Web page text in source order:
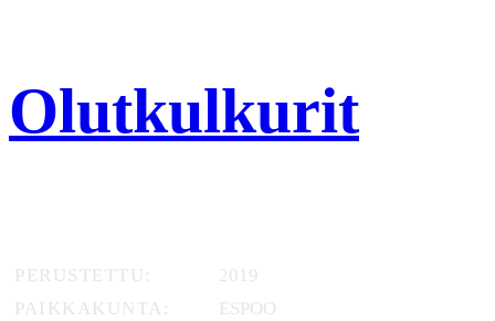
Olutkulkurit
PERUSTETTU
2019
PAIKKAKUNTA
ESPOO